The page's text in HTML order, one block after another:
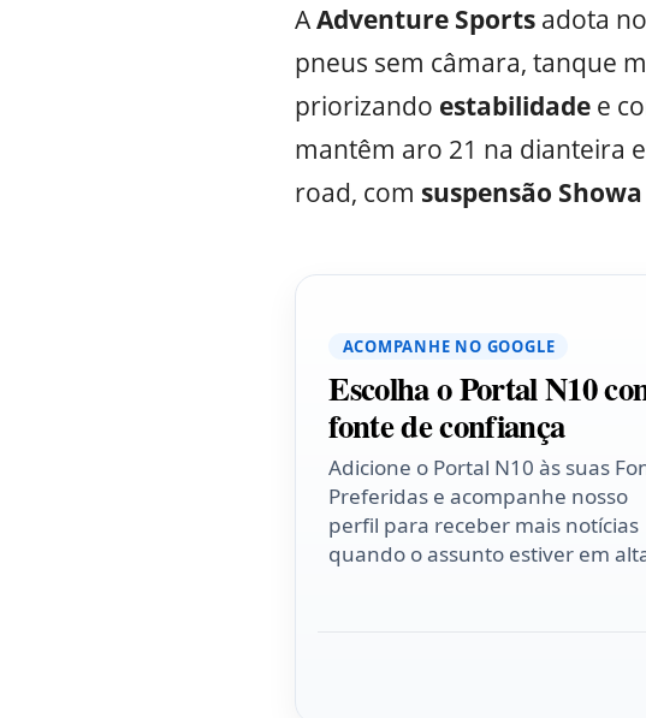
AAdventure Sportsadota
pneus sem câmara, tanque
priorizando estabilidade e
mantêm aro 21 na dianteira e
road, com suspensão
ACOMPANHE NO GOOGLE
Escolha o Portal N10
fonte de confiança
Adicione o Portal N10 às suas
Preferidas e acompanhe nosso
perfil para receber mais notícias
quando o assunto estiver em